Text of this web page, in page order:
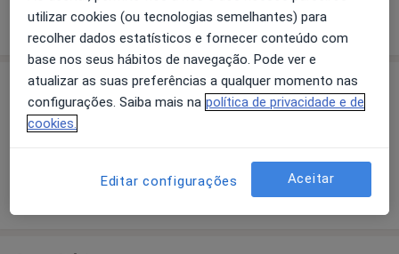
Mostrar mais detalhes
sobre a experiência
Preços
Sem informação sobre serviços e preços
informação sobre serviços
utilizar cookies (ou tecnologias semelhantes) para
recolher dados estatísticos e fornecer conteúdo com
base nos seus hábitos de navegação. Pode ver e
atualizar as suas preferências a qualquer momento nas
configurações. Saiba mais na política de privacidade e de
cookies.
Editar configurações Aceitar